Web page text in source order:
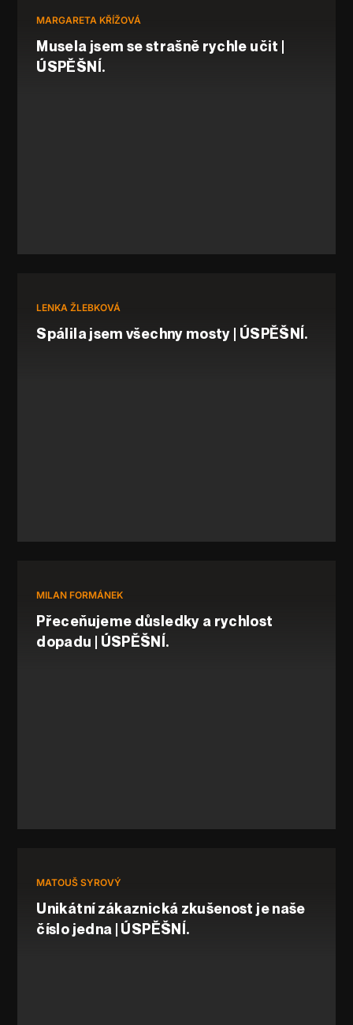
MARGARETA KŘÍŽOVÁ
Musela jsem se strašně rychle učit |
ÚSPĚŠNÍ.
LENKA ŽLEBKOVÁ
Spálila jsem všechny mosty | ÚSPĚŠNÍ.
MILAN FORMÁNEK
Přeceňujeme důsledky a rychlost
dopadu | ÚSPĚŠNÍ.
MATOUŠ SYROVÝ
Unikátní zákaznická zkušenost je naše
číslo jedna | ÚSPĚŠNÍ.